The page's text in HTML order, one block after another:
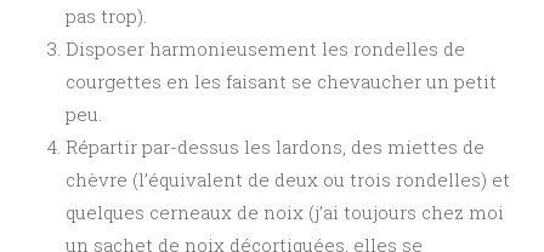
pas trop).
Disposer harmonieusement les rondelles de
courgettes en les faisant se chevaucher un petit
peu.
Répartir par-dessus les lardons, des miettes de
chèvre (l’équivalent de deux ou trois rondelles) et
quelques cerneaux de noix (j’ai toujours chez moi
un sachet de noix décortiquées, elles se